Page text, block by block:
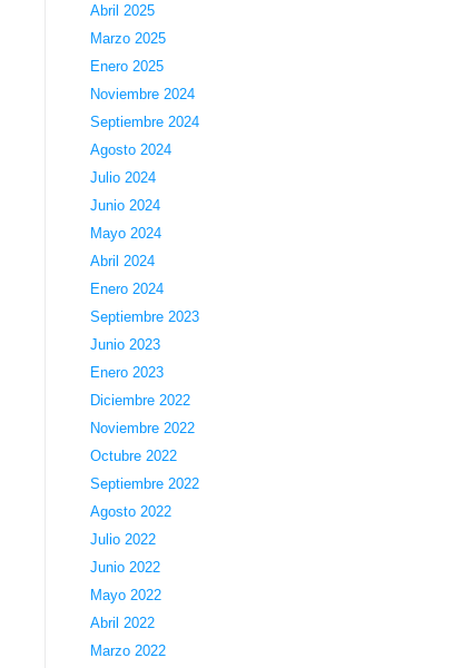
Abril 2025
Marzo 2025
Enero 2025
Noviembre 2024
Septiembre 2024
Agosto 2024
Julio 2024
Junio 2024
Mayo 2024
Abril 2024
Enero 2024
Septiembre 2023
Junio 2023
Enero 2023
Diciembre 2022
Noviembre 2022
Octubre 2022
Septiembre 2022
Agosto 2022
Julio 2022
Junio 2022
Mayo 2022
Abril 2022
Marzo 2022